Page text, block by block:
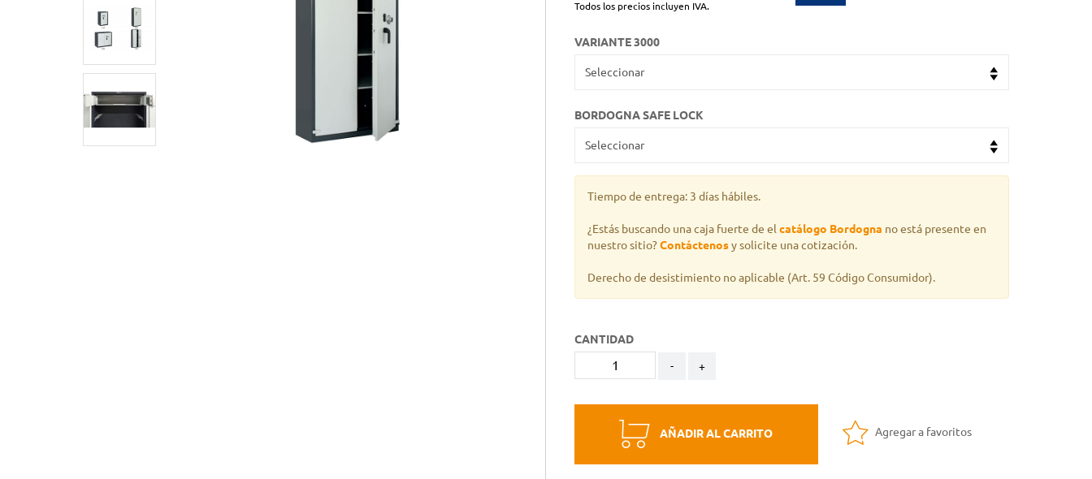
Todos los precios incluyen IVA.
VARIANTE 3000
BORDOGNA SAFE LOCK
Tiempo de entrega: 3 días hábiles.
¿Estás buscando una caja fuerte de el catálogo Bordogna no está presente en
nuestro sitio?Contáctenosy solicite una cotización.
Derecho de desistimiento no aplicable (Art. 59 Código Consumidor).
CANTIDAD
- +
AÑADIR AL CARRITO Agregar a favoritos